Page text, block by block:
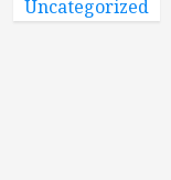
Uncategorized